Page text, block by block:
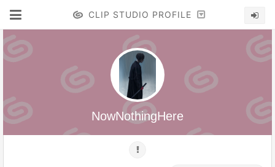
CLIP STUDIO PROFILE
NowNothingHere